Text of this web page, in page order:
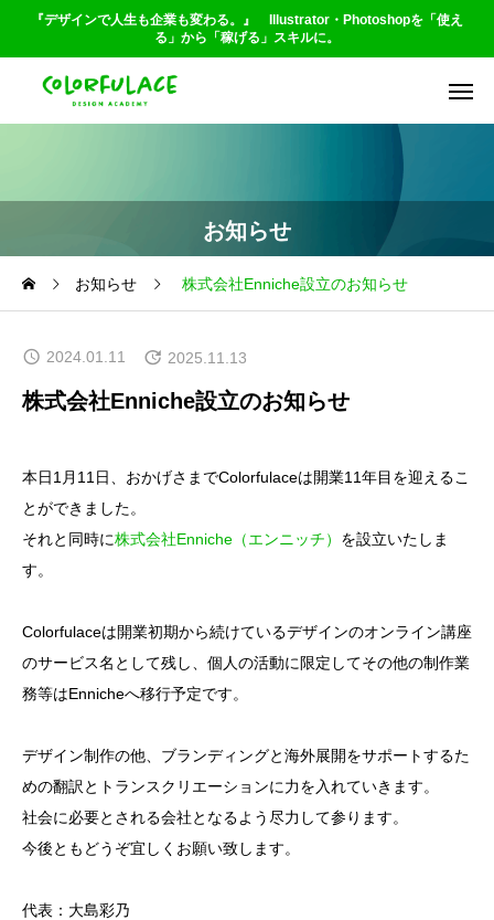
『デザインで人生も企業も変わる。』 Illustrator・Photoshopを「使え
る」から「稼げる」スキルに。
お知らせ
お知らせ 株式会社Enniche設立のお知らせ
2024.01.11 2025.11.13
株式会社Enniche設立のお知らせ
本日1月11日、おかげさまでColorfulaceは開業11年目を迎えるこ
とができました。
それと同時に株式会社Enniche（エンニッチ） を設立いたしま
す。
Colorfulaceは開業初期から続けているデザインのオンライン講座
のサービス名として残し、個人の活動に限定してその他の制作業
務等はEnnicheへ移行予定です。
デザイン制作の他、ブランディングと海外展開をサポートするた
めの翻訳とトランスクリエーションに力を入れていきます。
社会に必要とされる会社となるよう尽力して参ります。
今後ともどうぞ宜しくお願い致します。
代表：大島彩乃